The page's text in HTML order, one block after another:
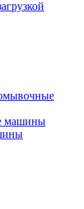
машины